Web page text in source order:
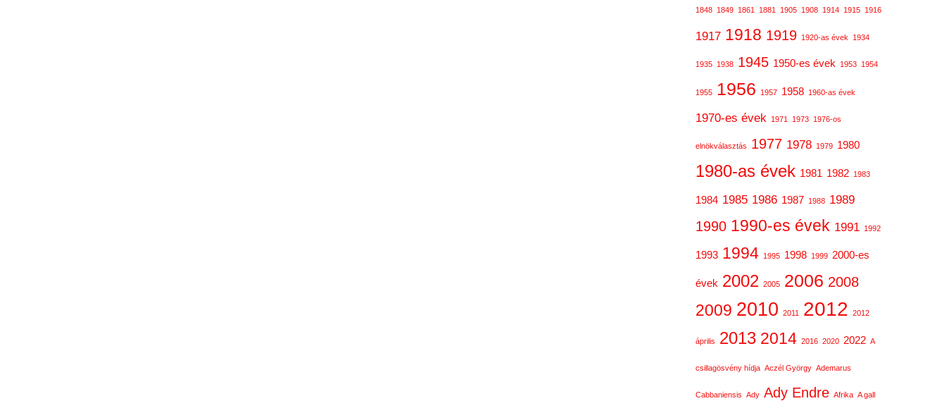
1848 1849 1861 1881 1905 1908 1914 1915 1916
1917 1918 1919 1920-as évek 1934
1935 1938 1945 1950-es évek 1953 1954
1955 1956 1957 1958 1960-as évek
1970-es évek 1971 1973 1976-os
elnökválasztás 1977 1978 1979 1980
1980-as évek 1981 1982 1983
1984 1985 1986 1987 1988 1989
1990 1990-es évek 1991 1992
1993 1994 1995 1998 1999 2000-es
évek 2002 2005 2006 2008
2009 2010 2011 2012 2012
április 2013 2014 2016 2020 2022 A
csillagösvény hídja Aczél György Ademarus
Cabbaniensis Ady Ady Endre Afrika A gall